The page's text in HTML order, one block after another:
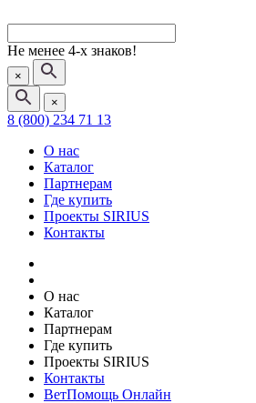
Не менее 4-х знаков!
×
×
8 (800) 234 71 13
О нас
Каталог
Партнерам
Где купить
Проекты SIRIUS
Контакты
О нас
Каталог
Партнерам
Где купить
Проекты SIRIUS
Контакты
ВетПомощь Онлайн